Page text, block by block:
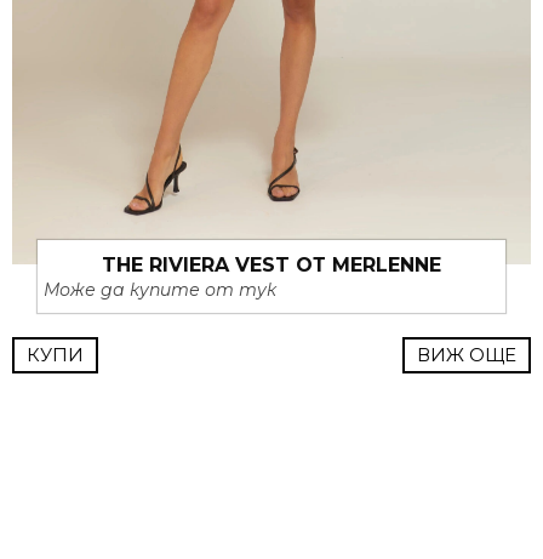
THE RIVIERA VEST ОТ MERLENNE
Може да купите от тук
КУПИ ВИЖ ОЩЕ